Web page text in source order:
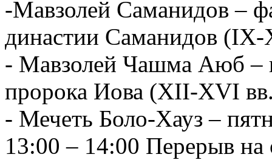
-Мавзолей Саманидов –
династии Саманидов (IX-
- Мавзолей Чашма Аюб –
пророка Иова (XII-XVI
- Мечеть Боло-Хауз –
13:00 – 14:00 Перерыв на